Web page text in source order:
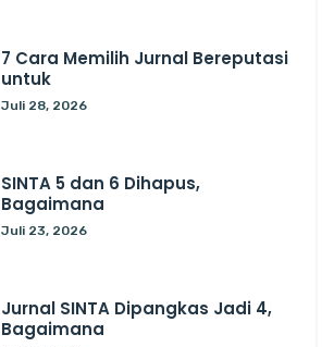
7 Cara Memilih Jurnal Bereputasi
untuk
Juli 28, 2026
SINTA 5 dan 6 Dihapus,
Bagaimana
Juli 23, 2026
Jurnal SINTA Dipangkas Jadi 4,
Bagaimana